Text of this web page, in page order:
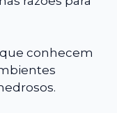
conhecem